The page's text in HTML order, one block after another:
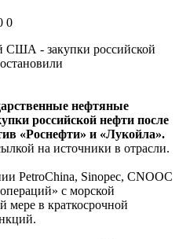
0
нефтяные
российской нефти после
«Роснефти» и «Лукойла».
на источники в отрасли.
PetroChina, Sinopec, CNOOC
с морской
мере в краткосрочной